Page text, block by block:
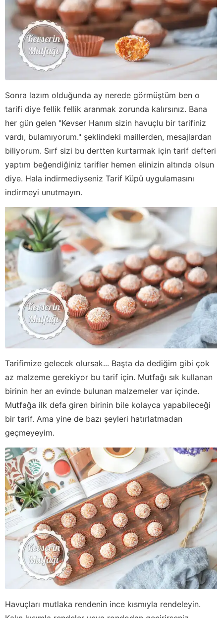
Sonra lazım olduğunda ay nerede görmüştüm ben o
tarifi diye fellik fellik aranmak zorunda kalırsınız. Bana
her gün gelen "Kevser Hanım sizin havuçlu bir tarifiniz
vardı, bulamıyorum." şeklindeki maillerden, mesajlardan
biliyorum. Sırf sizi bu dertten kurtarmak için tarif defteri
yaptım beğendiğiniz tarifler hemen elinizin altında olsun
diye. Hala indirmediyseniz Tarif Küpü uygulamasını
indirmeyi unutmayın.
Tarifimize gelecek olursak... Başta da dediğim gibi çok
az malzeme gerekiyor bu tarif için. Mutfağı sık kullanan
birinin her an evinde bulunan malzemeler var içinde.
Mutfağa ilk defa giren birinin bile kolayca yapabileceği
bir tarif. Ama yine de bazı şeyleri hatırlatmadan
geçmeyeyim.
Havuçları mutlaka rendenin ince kısmıyla rendeleyin.